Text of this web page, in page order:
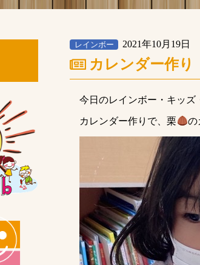
レインボー 2021年10月19日
カレンダー作り
今日のレインボー・キッズ
カレンダー作りで、栗 の